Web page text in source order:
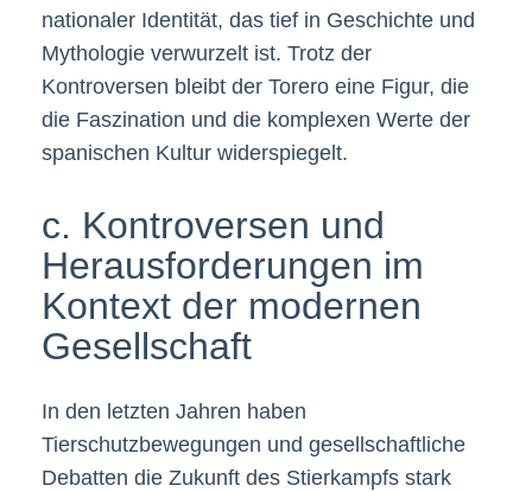
nationaler Identität, das tief in Geschichte und
Mythologie verwurzelt ist. Trotz der
Kontroversen bleibt der Torero eine Figur, die
die Faszination und die komplexen Werte der
spanischen Kultur widerspiegelt.
c. Kontroversen und
Herausforderungen im
Kontext der modernen
Gesellschaft
In den letzten Jahren haben
Tierschutzbewegungen und gesellschaftliche
Debatten die Zukunft des Stierkampfs stark